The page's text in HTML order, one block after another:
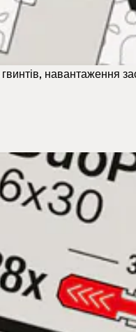
навантаження